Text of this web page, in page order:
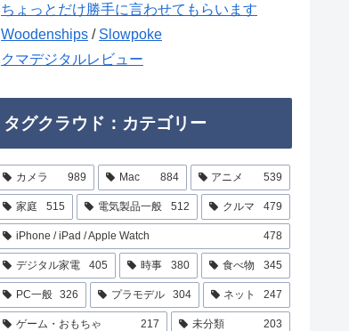
ちょっとだけ勝手に言わせてもらいます
Woodenships / Slowpoke
クマデジタルレビュー
タグクラウド：カテゴリー
カメラ 989 Mac 884 アニメ 539
家庭 515 電気製品一般 512 クルマ 479
iPhone / iPad / Apple Watch 478
デジタル家電 405 時事 380 食べ物 345
PC一般 326 プラモデル 304 ネット 247
ゲーム・おもちゃ 217 未分類 203